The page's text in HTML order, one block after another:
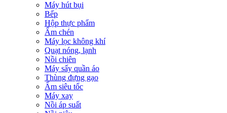
Máy hút bụi
Bếp
Hộp thực phẩm
Ấm chén
Máy lọc không khí
Quạt nóng, lạnh
Nồi chiên
Máy sấy quần áo
Thùng đựng gạo
Ấm siêu tốc
Máy xay
Nồi áp suất